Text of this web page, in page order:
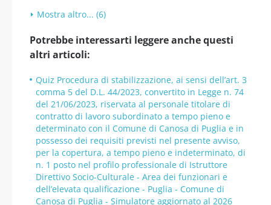
Mostra altro... (6)
Potrebbe interessarti leggere anche questi
altri articoli:
Quiz Procedura di stabilizzazione, ai sensi dell’art. 3
comma 5 del D.L. 44/2023, convertito in Legge n. 74
del 21/06/2023, riservata al personale titolare di
contratto di lavoro subordinato a tempo pieno e
determinato con il Comune di Canosa di Puglia e in
possesso dei requisiti previsti nel presente avviso,
per la copertura, a tempo pieno e indeterminato, di
n. 1 posto nel profilo professionale di Istruttore
Direttivo Socio-Culturale - Area dei funzionari e
dell’elevata qualificazione - Puglia - Comune di
Canosa di Puglia - Simulatore aggiornato al 2026